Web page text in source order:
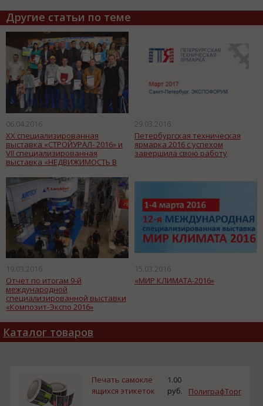
Другие статьи по теме
06.04.2016
XX специализированная
выставка «СТРОЙУРАЛ- 2016» и
VII специализированная
выставка «НЕДВИЖИМОСТЬ В
29.03.2016
Петербургская техническая
ярмарка 2016 с успехом
завершила свою работу
19.03.2016
Отчет по итогам 9-й
международной
специализированной выставки
«Композит-Экспо 2016»
15.03.2016
«МИР КЛИМАТА-2016»
Каталог товаров
Печать самокле
ящихся этикеток
1.00
руб.
ПолиграфТорг